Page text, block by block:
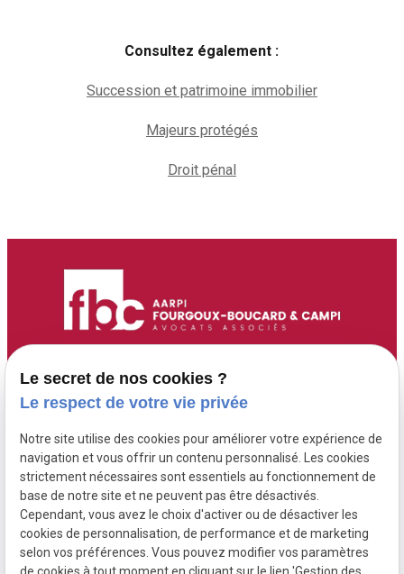
Consultez également :
Succession et patrimoine immobilier
Majeurs protégés
Droit pénal
Adresse :
6 Route de Didier
FRANCE ( 6 rue de
Didier )
Contact :
05 96 70 00 13
boucard-campi-
avocats.com
Maître Campi
Honoraires
Postulation
Le secret de nos cookies ?
Le respect de votre vie privée
Notre site utilise des cookies pour améliorer votre expérience de
navigation et vous offrir un contenu personnalisé. Les cookies
strictement nécessaires sont essentiels au fonctionnement de
base de notre site et ne peuvent pas être désactivés.
Cependant, vous avez le choix d'activer ou de désactiver les
cookies de personnalisation, de performance et de marketing
selon vos préférences. Vous pouvez modifier vos paramètres